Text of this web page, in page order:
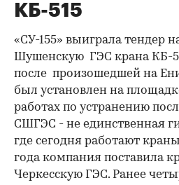
КБ-515
«СУ-155» выиграла тендер
Шушенскую ГЭС крана КБ-
после произошедшей на
был установлен на
работах по устранению
СШГЭС - не единственная
где сегодня работают
года компания поставила
Черкесскую ГЭС. Ранее